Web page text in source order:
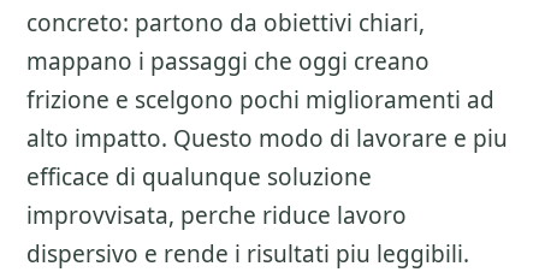
concreto: partono da obiettivi chiari,
mappano i passaggi che oggi creano
frizione e scelgono pochi miglioramenti ad
alto impatto. Questo modo di lavorare e piu
efficace di qualunque soluzione
improvvisata, perche riduce lavoro
dispersivo e rende i risultati piu leggibili.